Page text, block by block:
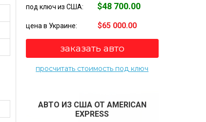
под ключ из США: $48 700.00
цена в Украине: $65 000.00
заказать авто
просчитать стоимость под ключ
АВТО ИЗ США ОТ AMERICAN
EXPRESS